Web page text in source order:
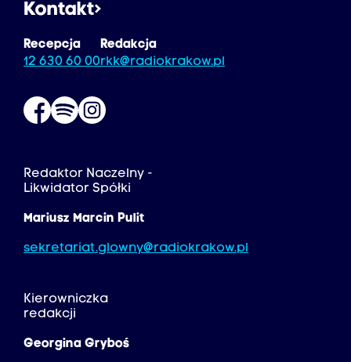
Kontakt
Recepcja
12 630 60 00
Redakcja
rkk@radiokrakow.pl
Redaktor Naczelny -
Likwidator Spółki
Mariusz Marcin Pulit
sekretariat.glowny@radiokrakow.pl
Kierowniczka
redakcji
Georgina Gryboś